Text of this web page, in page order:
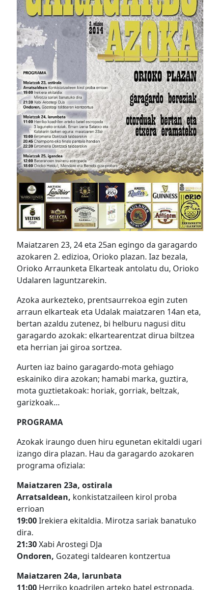
Maiatzaren 23, 24 eta 25an egingo da garagardo
azokaren 2. edizioa, Orioko plazan. Iaz bezala,
Orioko Arraunketa Elkarteak antolatu du, Orioko
Udalaren laguntzarekin.
Azoka aurkezteko, prentsaurrekoa egin zuten
arraun elkarteak eta Udalak maiatzaren 14an eta,
bertan azaldu zutenez, bi helburu nagusi ditu
garagardo azokak: elkartearentzat dirua biltzea
eta herrian jai giroa sortzea.
Aurten iaz baino garagardo-mota gehiago
eskainiko dira azokan; hamabi marka, guztira,
mota guztietakoak: horiak, gorriak, beltzak,
garizkoak…
PROGRAMA
Azokak iraungo duen hiru egunetan ekitaldi ugari
izango dira plazan. Hau da garagardo azokaren
programa ofiziala:
Maiatzaren 23a, ostirala
Arratsaldean, konkistatzaileen kirol proba
errioan
19:00Irekiera ekitaldia. Mirotza sariak banatuko
dira.
21:30Xabi Arostegi DJa
Ondoren, Gozategi taldearen kontzertua
Maiatzaren 24a, larunbata
11:00 Herriko koadrilen arteko batel estropada.